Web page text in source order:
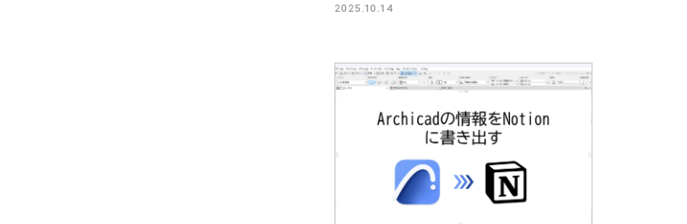
2025.10.14